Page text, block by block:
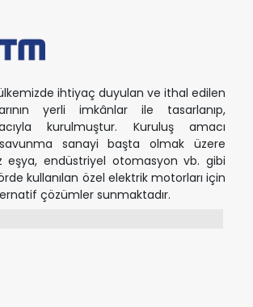
ihtiyaç duyulan ve ithal edilen
yerli imkânlar ile tasarlanıp,
kurulmuştur. Kuruluş amacı
sanayi başta olmak üzere
eşya, endüstriyel otomasyon vb. gibi
kullanılan özel elektrik motorları için
çözümler sunmaktadır.